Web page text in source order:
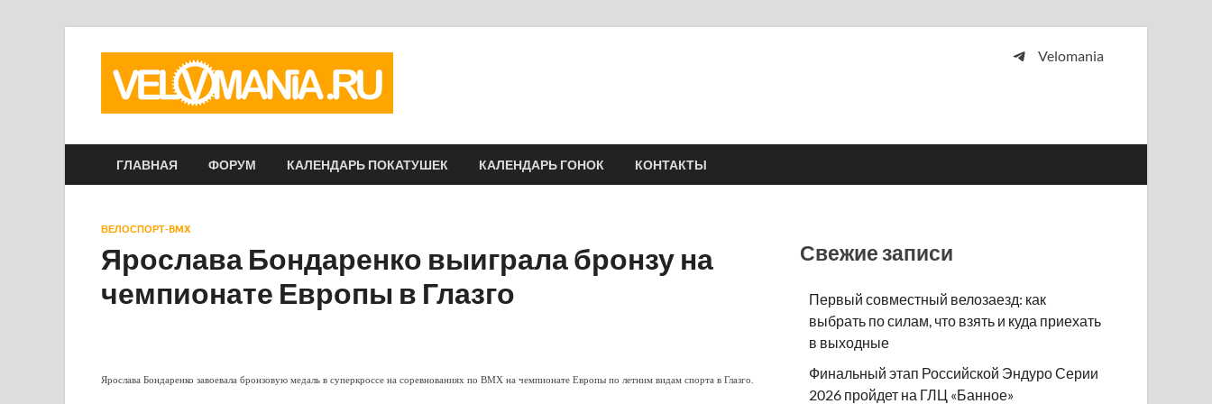
Velomania
ГЛАВНАЯ ФОРУМ КАЛЕНДАРЬ ПОКАТУШЕК КАЛЕНДАРЬ ГОНОК КОНТАКТЫ
ВЕЛОСПОРТ-BMX
Ярослава Бондаренко выиграла бронзу на
чемпионате Европы в Глазго
Ярослава Бондаренко завоевала бронзовую медаль в суперкроссе на соревнованиях по BMX на чемпионате Европы по летним видам спорта в Глазго.
Свежие записи
Первый совместный велозаезд: как
выбрать по силам, что взять и куда приехать
в выходные
Финальный этап Российской Эндуро Серии
2026 пройдет на ГЛЦ «Банное»